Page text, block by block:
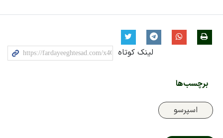
لینک کوتاه
برچسب‌ها
اسپرسو